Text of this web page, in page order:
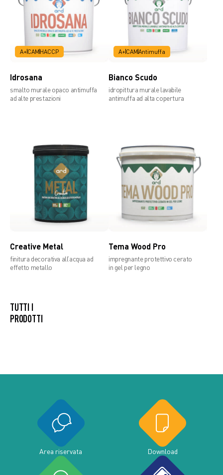
Scheda tecnica
A+ CAM HACCP
Idrosana
smalto murale opaco antimuffa
ad alte prestazioni
A+ CAMAntimuffa
Bianco Scudo
idropittura murale lavabile
antimuffa ad alta copertura
Creative Metal
finitura decorativa all’acqua ad
effetto metallo
Tema Wood Pro
impregnante protettivo cerato
in gel per legno
TUTTI I
PRODOTTI
Area riservata Download